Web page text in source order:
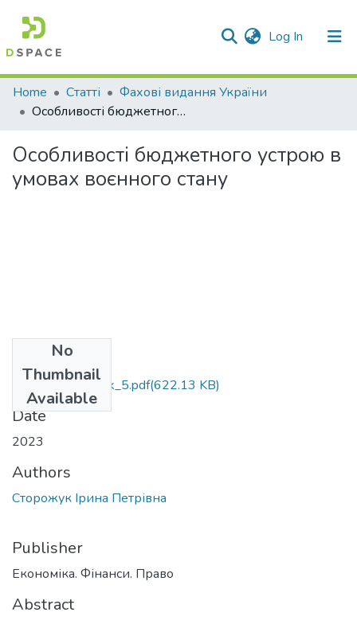
Log In (current)
Communities & Collections
Statistics
Home Статті
Фахові видання України
Особливості бюджетного устрою в умовах воєнного стану
Особливості бюджетного устрою в
умовах воєнного стану
No
Thumbnail
Available
efp_20_Storozhuk_5.pdf(622.13 KB)
Date
2023
Authors
Сторожук Ірина Петрівна
Publisher
Економіка. Фінанси. Право
Abstract